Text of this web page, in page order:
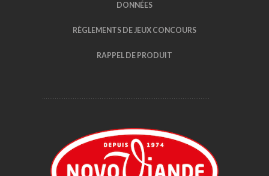
DONNÉES
RÈGLEMENTS DE JEUX CONCOURS
RAPPEL DE PRODUIT